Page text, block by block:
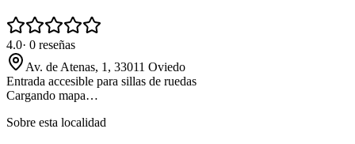
4.0· 0 reseñas
Av. de Atenas, 1, 33011 Oviedo
Entrada accesible para sillas de ruedas
Cargando mapa…
Sobre esta localidad